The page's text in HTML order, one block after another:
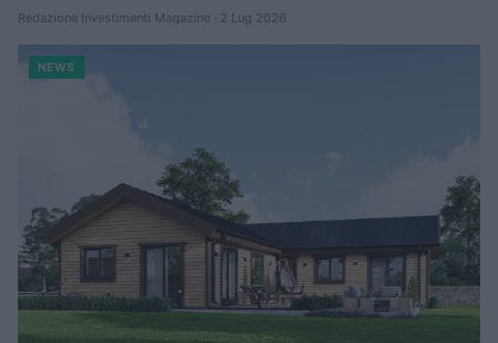
Redazione Investimenti Magazine · 2 Lug 2026
NEWS